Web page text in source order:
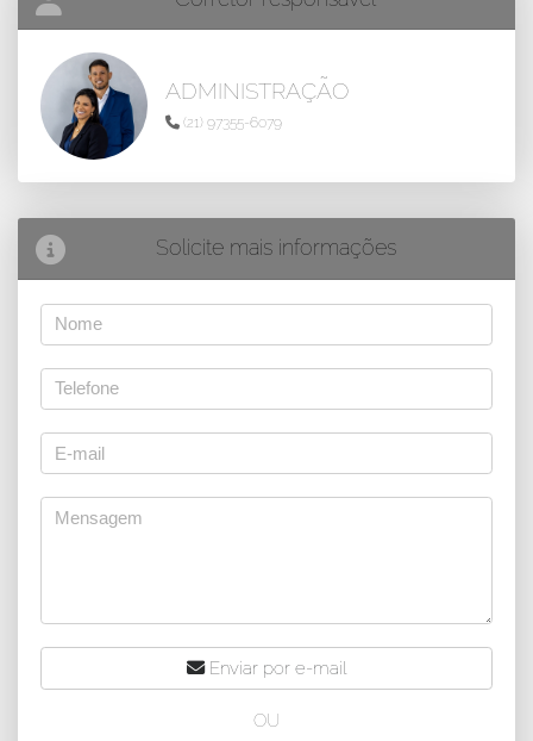
ADMINISTRAÇÃO
(21) 97355-6079
Solicite mais informações
Enviar por e-mail
OU